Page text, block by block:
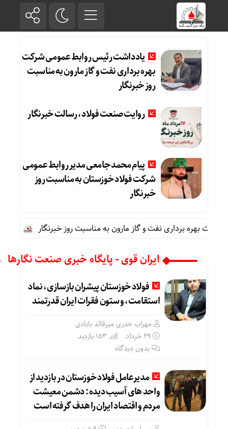
یادداشت رئیس روابط عمومی شرکت
بهره برداری نفت و گاز مارون به مناسبت
روز خبرنگار
روایت صنعت فولاد،‌ رسالت خبرنگار
پیام محمد جامعی مدیر روابط عمومی
شرکت فولاد خوزستان به مناسبت روز
خبرنگار
بهره برداری نفت و گاز مارون به مناسبت روز خبرنگار پیام
ایران قوی - پایگاه خبری صنعت نگارها
فولاد خوزستان پیشران بازسازی، نماد
استقامت، و ستون فقرات ایران قدرتمند
مهراب خدری میرقائد بابادی
۲۹ خرداد
بدون دیدگاه
مدیرعامل فولاد خوزستان در بازدید از
واحد های آسیب دیده : دشمن معیشت
مردم و اقتصاد ایران را هدف گرفته است